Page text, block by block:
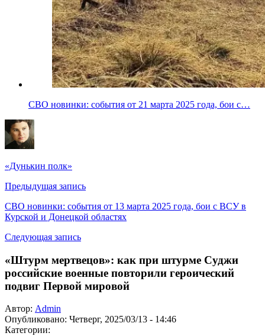
СВО новинки: события от 21 марта 2025 года, бои с…
«Дунькин полк»
Предыдущая запись
СВО новинки: события от 13 марта 2025 года, бои с ВСУ в
Курской и Донецкой областях
Следующая запись
«Штурм мертвецов»: как при штурме Суджи
российские военные повторили героический
подвиг Первой мировой
Автор: Admin
Опубликовано: Четверг, 2025/03/13 - 14:46
Категории: